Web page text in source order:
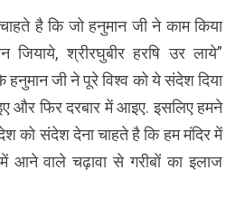
है कि जो हनुमान जी ने काम किया
श्रीरघुबीर हरषि उर लाये”
जी ने पूरे विश्व को ये संदेश दिया
और फिर दरबार में आइए. इसलिए हमने
को संदेश देना चाहते है कि हम मंदिर में
आने वाले चढ़ावा से गरीबों का इलाज